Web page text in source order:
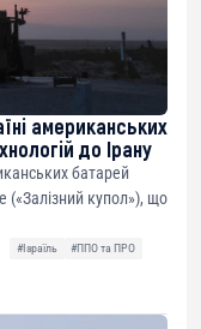
американських
до Ірану
батарей
(«Залізний купол»), що
#Ізраїль
#ППО та ПРО